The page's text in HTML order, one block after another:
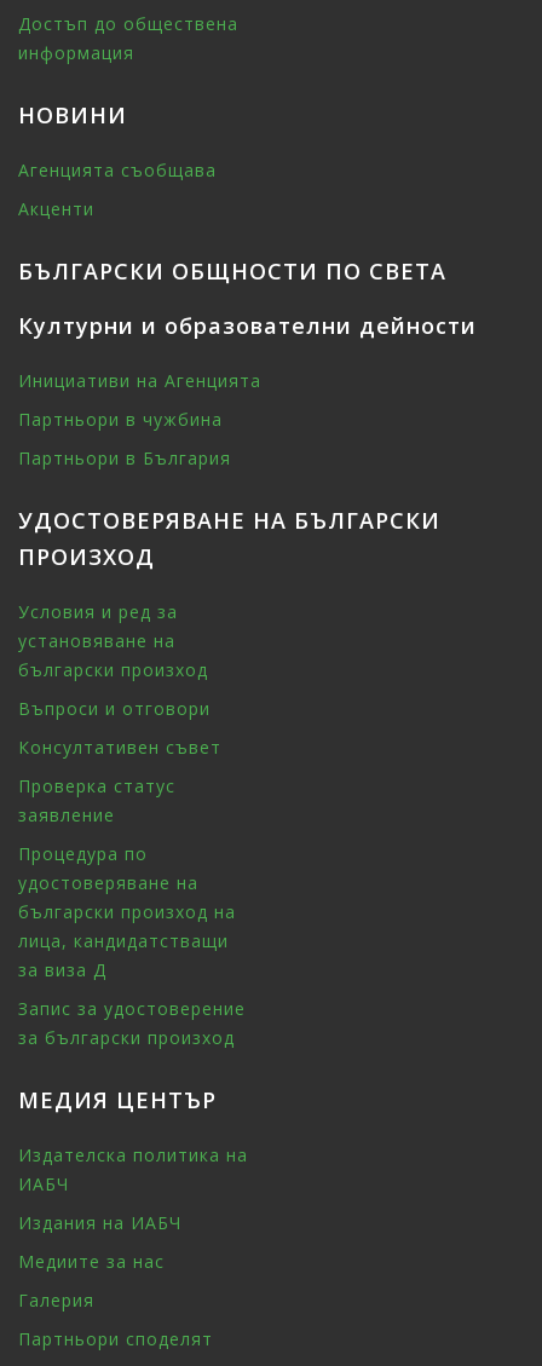
Достъп до обществена
информация
НОВИНИ
Агенцията съобщава
Акценти
БЪЛГАРСКИ ОБЩНОСТИ ПО СВЕТА
Културни и образователни дейности
Инициативи на Агенцията
Партньори в чужбина
Партньори в България
УДОСТОВЕРЯВАНЕ НА БЪЛГАРСКИ
ПРОИЗХОД
Условия и ред за
установяване на
български произход
Въпроси и отговори
Консултативен съвет
Проверка статус
заявление
Процедура по
удостоверяване на
български произход на
лица, кандидатстващи
за виза Д
Запис за удостоверение
за български произход
МЕДИЯ ЦЕНТЪР
Издателска политика на
ИАБЧ
Издания на ИАБЧ
Медиите за нас
Галерия
Партньори споделят